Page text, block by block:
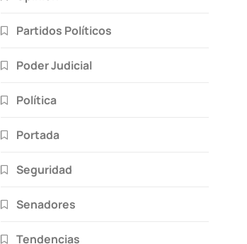
Partidos Políticos
Poder Judicial
Política
Portada
Seguridad
Senadores
Tendencias